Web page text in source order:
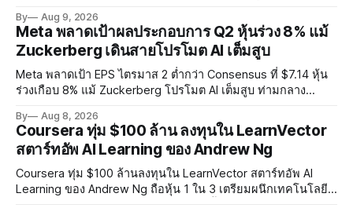
Source แทน
By Aug 9, 2026
Meta พลาดเป้าผลประกอบการ Q2 หุ้นร่วง 8% แม้
Zuckerberg เดินสายโปรโมต AI เต็มสูบ
Meta พลาดเป้า EPS ไตรมาส 2 ต่ำกว่า Consensus ที่ $7.14 หุ้น
ร่วงเกือบ 8% แม้ Zuckerberg โปรโมต AI เต็มสูบ ท่ามกลาง
การทำร้ายเด็ก
By Aug 8, 2026
Coursera ทุ่ม $100 ล้าน ลงทุนใน LearnVector
สตาร์ทอัพ AI Learning ของ Andrew Ng
Coursera ทุ่ม $100 ล้านลงทุนใน LearnVector สตาร์ทอัพ AI
Learning ของ Andrew Ng ถือหุ้น 1 ใน 3 เตรียมผนึกเทคโนโลยี